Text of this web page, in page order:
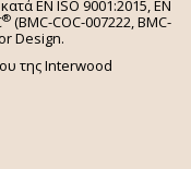
EN ISO 9001:2015, EN
® (BMC-COC-007222, BMC-
Design.
της Interwood